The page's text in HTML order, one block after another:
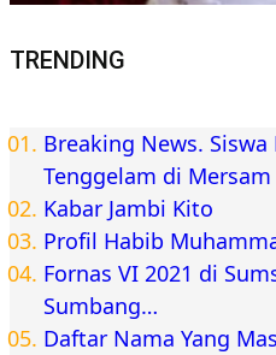
TRENDING
Breaking News.
Tenggelam di Mersam
Kabar Jambi Kito
Profil Habib
Fornas VI 2021 di
Sumbang…
Daftar Nama Yang